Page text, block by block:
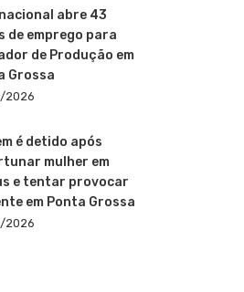
abre 43
de emprego para
de Produção em
Grossa
2026
é detido após
mulher em
e tentar provocar
em Ponta Grossa
2026